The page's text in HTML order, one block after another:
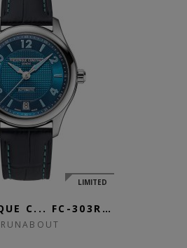
LIMITED
FREDERIQUE C... FC-303RMLN3B6
RUNABOUT